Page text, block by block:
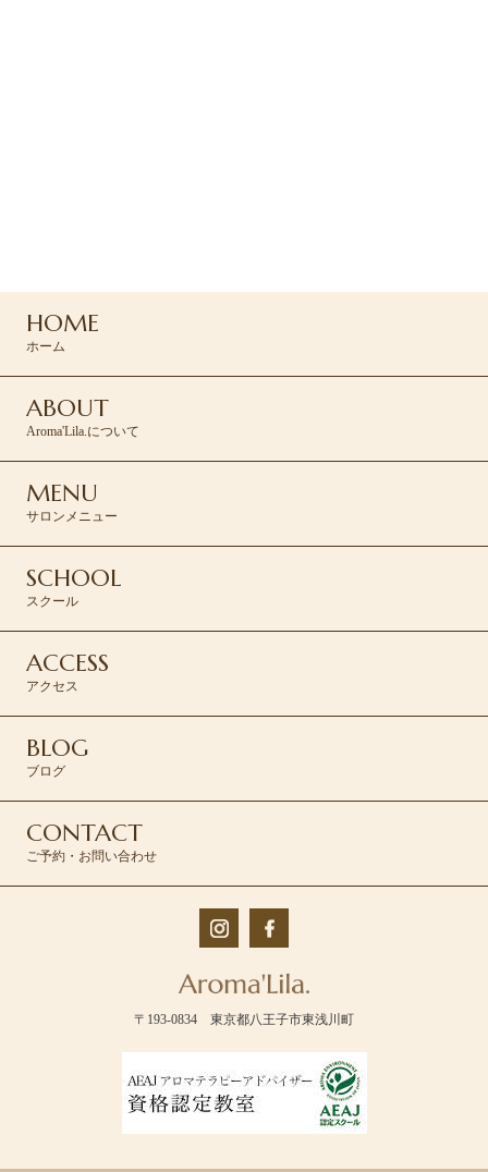
HOME
ホーム
ABOUT
Aroma'Lila.について
MENU
サロンメニュー
SCHOOL
スクール
ACCESS
アクセス
BLOG
ブログ
CONTACT
ご予約・お問い合わせ
〒193-0834 東京都八王子市東浅川町